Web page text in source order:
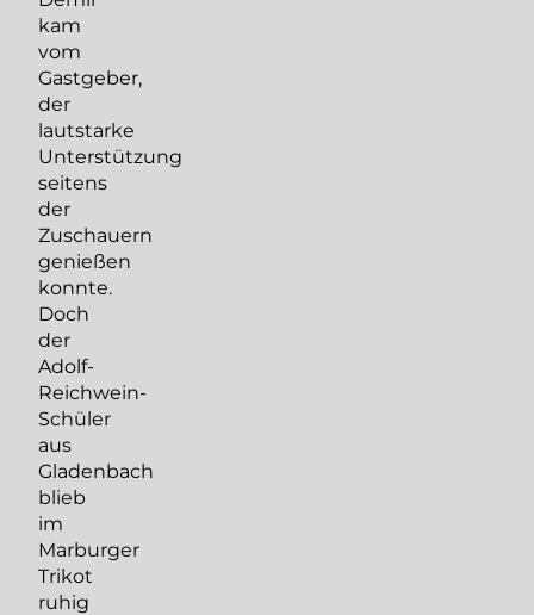
kam
vom
Gastgeber,
der
lautstarke
Unterstützung
seitens
der
Zuschauern
genießen
konnte.
Doch
der
Adolf-
Reichwein-
Schüler
aus
Gladenbach
blieb
im
Marburger
Trikot
ruhig